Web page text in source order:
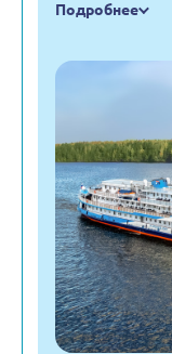
Подробнее